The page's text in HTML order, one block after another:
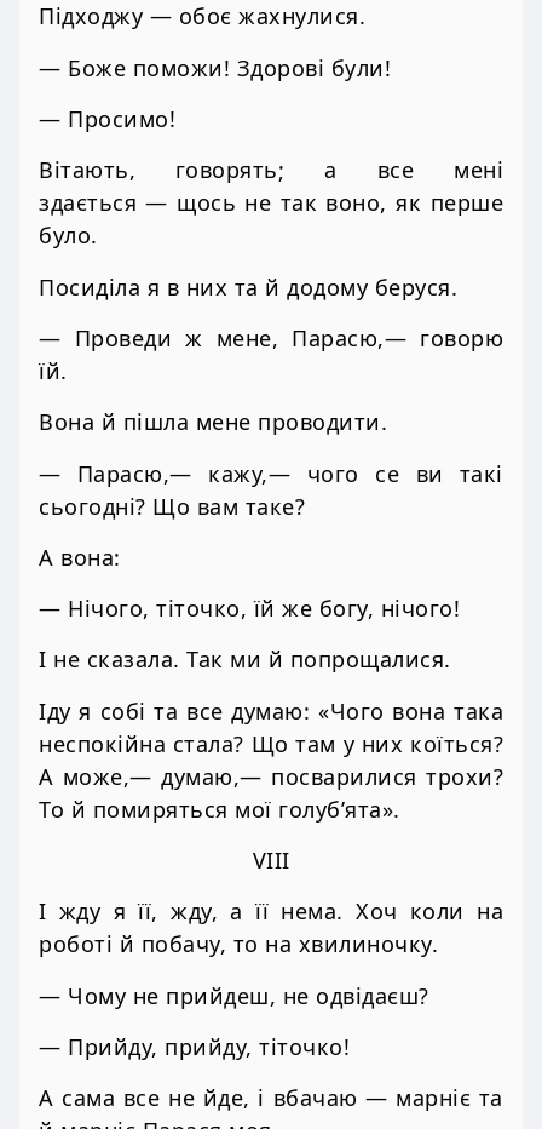
Підходжу — обоє жахнулися.
— Боже поможи! Здорові були!
— Просимо!
Вітають, говорять; а все мені
здається — щось не так воно, як перше
було.
Посиділа я в них та й додому беруся.
— Проведи ж мене, Парасю,— говорю
їй.
Вона й пішла мене проводити.
— Парасю,— кажу,— чого се ви такі
сьогодні? Що вам таке?
А вона:
— Нічого, тіточко, їй же богу, нічого!
І не сказала. Так ми й попрощалися.
Іду я собі та все думаю: «Чого вона така
неспокійна стала? Що там у них коїться?
А може,— думаю,— посварилися трохи?
То й помиряться мої голуб’ята».
VIII
І жду я її, жду, а її нема. Хоч коли на
роботі й побачу, то на хвилиночку.
— Чому не прийдеш, не одвідаєш?
— Прийду, прийду, тіточко!
А сама все не йде, і вбачаю — марніє та